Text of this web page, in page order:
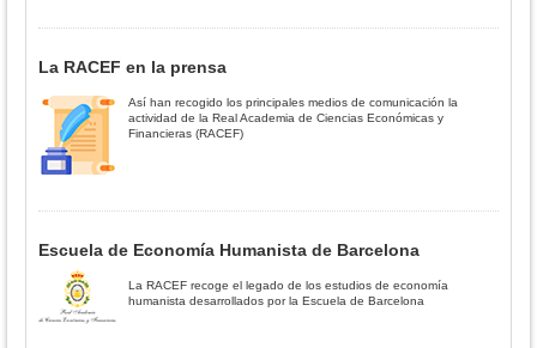
La RACEF en la prensa
Así han recogido los principales medios de comunicación la
actividad de la Real Academia de Ciencias Económicas y
Financieras (RACEF)
Escuela de Economía Humanista de Barcelona
La RACEF recoge el legado de los estudios de economía
humanista desarrollados por la Escuela de Barcelona